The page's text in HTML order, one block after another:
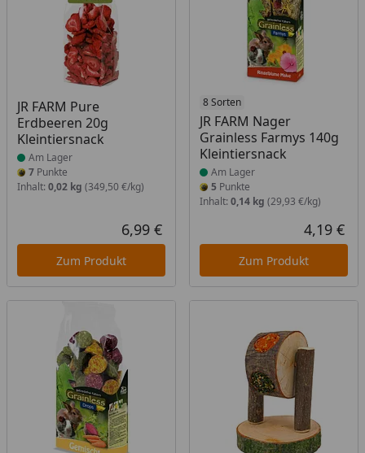
JR FARM Pure
Erdbeeren 20g
Kleintiersnack
Produkt am Lager
Am Lager
7 Punkte
Inhalt: 0,02 kg (349,50 €/kg)
Aktueller Preis
6,99 €
Zum Produkt
8 Sorten
JR FARM Nager
Grainless Farmys 140g
Kleintiersnack
Produkt am Lager
Am Lager
5 Punkte
Inhalt: 0,14 kg (29,93 €/kg)
4,19 €
Zum Produkt